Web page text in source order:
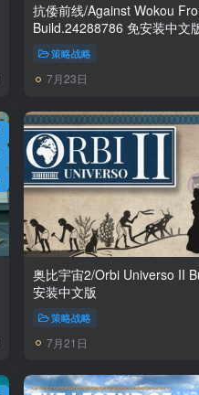
抗倭前线/Against Wokou
Build.24288786 免安装中
策略战略
7月23日
奥比宇宙2/Orbi Universo II Build.24258487 免
安装中文版
策略战略
7月21日